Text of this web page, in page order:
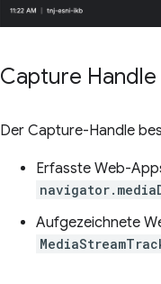
Capture Handle
Der Capture-Handle
Erfasste Web-
Aufgezeichnete